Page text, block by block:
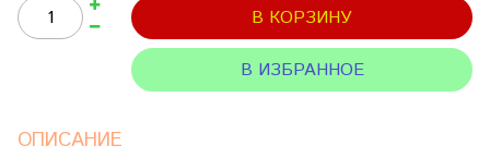
В КОРЗИНУ
В ИЗБРАННОЕ
ОПИСАНИЕ